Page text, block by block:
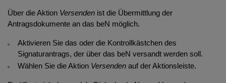
Über die Aktion Versenden ist die Übermittlung der
Antragsdokumente an das beN möglich.
Aktivieren Sie das oder die Kontrollkästchen des
Signaturantrags, der über das beN versandt werden soll.
Wählen Sie die Aktion Versenden auf der Aktionsleiste.